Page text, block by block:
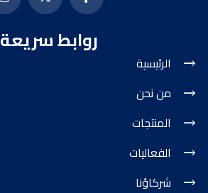
روابط سريعة
الرئيسية
من نحن
المنتجات
الفعاليات
شركاؤنا